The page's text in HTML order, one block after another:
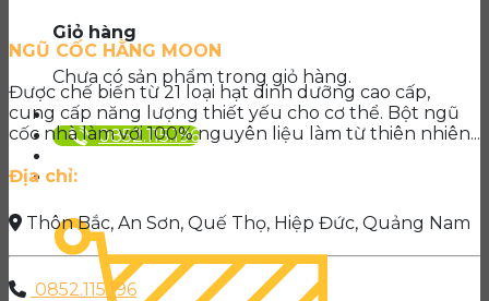
Giỏ hàng
Chưa có sản phẩm trong giỏ hàng.
0852.115.196
NGŨ CỐC HẰNG MOON
Được chế biến từ 21 loại hạt dinh dưỡng cao cấp,
cung cấp năng lượng thiết yếu cho cơ thể. Bột ngũ
cốc nhà làm với 100% nguyên liệu làm từ thiên nhiên...
Địa chỉ:
Thôn Bắc, An Sơn, Quế Thọ, Hiệp Đức, Quảng Nam
0852.115.196